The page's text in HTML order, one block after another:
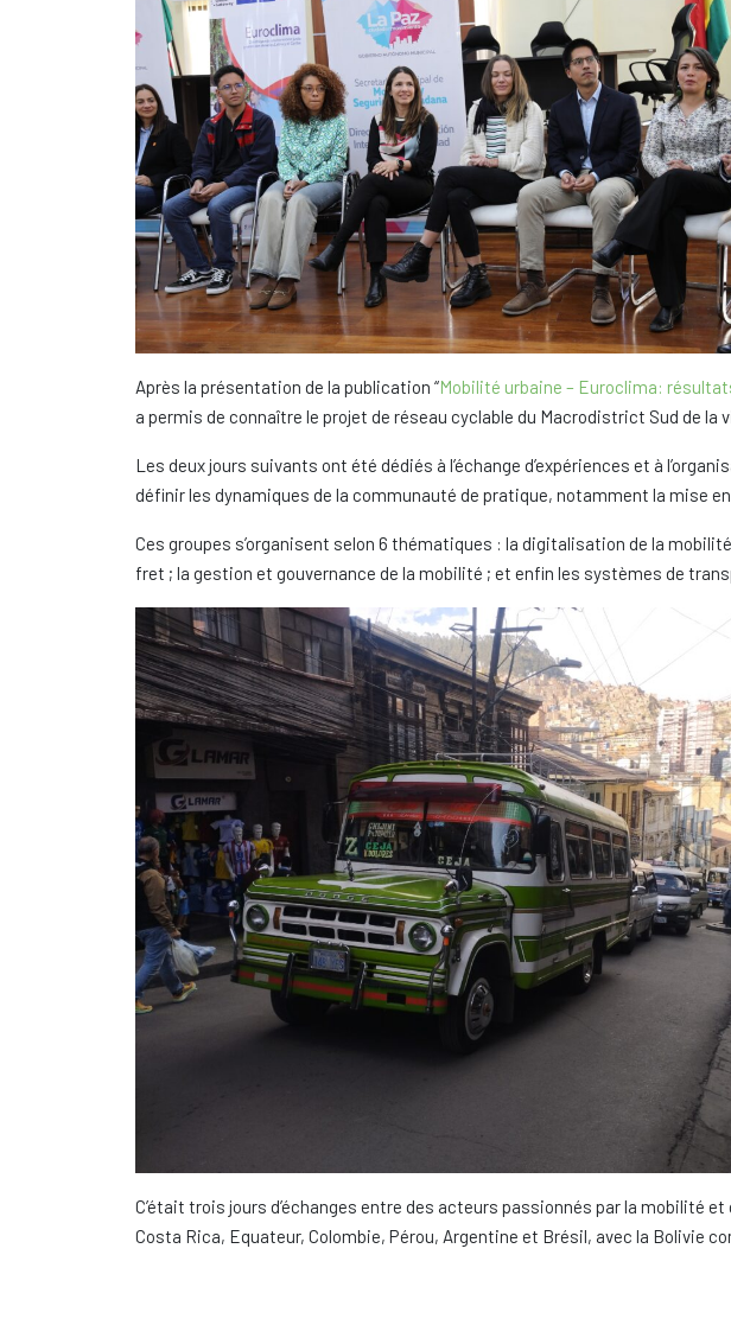
Après la présentation de la publication “Mobilité urbaine – Euroclima:
a permis de connaître le projet de réseau cyclable du Macrodistrict Sud de
Les deux jours suivants ont été dédiés à l’échange d’expériences et à
définir les dynamiques de la communauté de pratique, notamment la mise
Ces groupes s’organisent selon 6 thématiques : la digitalisation de la
fret ; la gestion et gouvernance de la mobilité ; et enfin les systèmes de
C’était trois jours d’échanges entre des acteurs passionnés par la mobilité
Costa Rica, Equateur, Colombie, Pérou, Argentine et Brésil, avec la Bolivie